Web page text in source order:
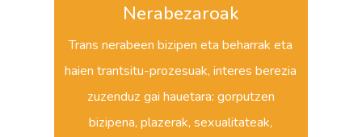
Nerabezaroak
Trans nerabeen bizipen eta beharrak eta
haien trantsitu-prozesuak, interes berezia
zuzenduz gai hauetara: gorputzen
bizipena, plazerak, sexualitateak,